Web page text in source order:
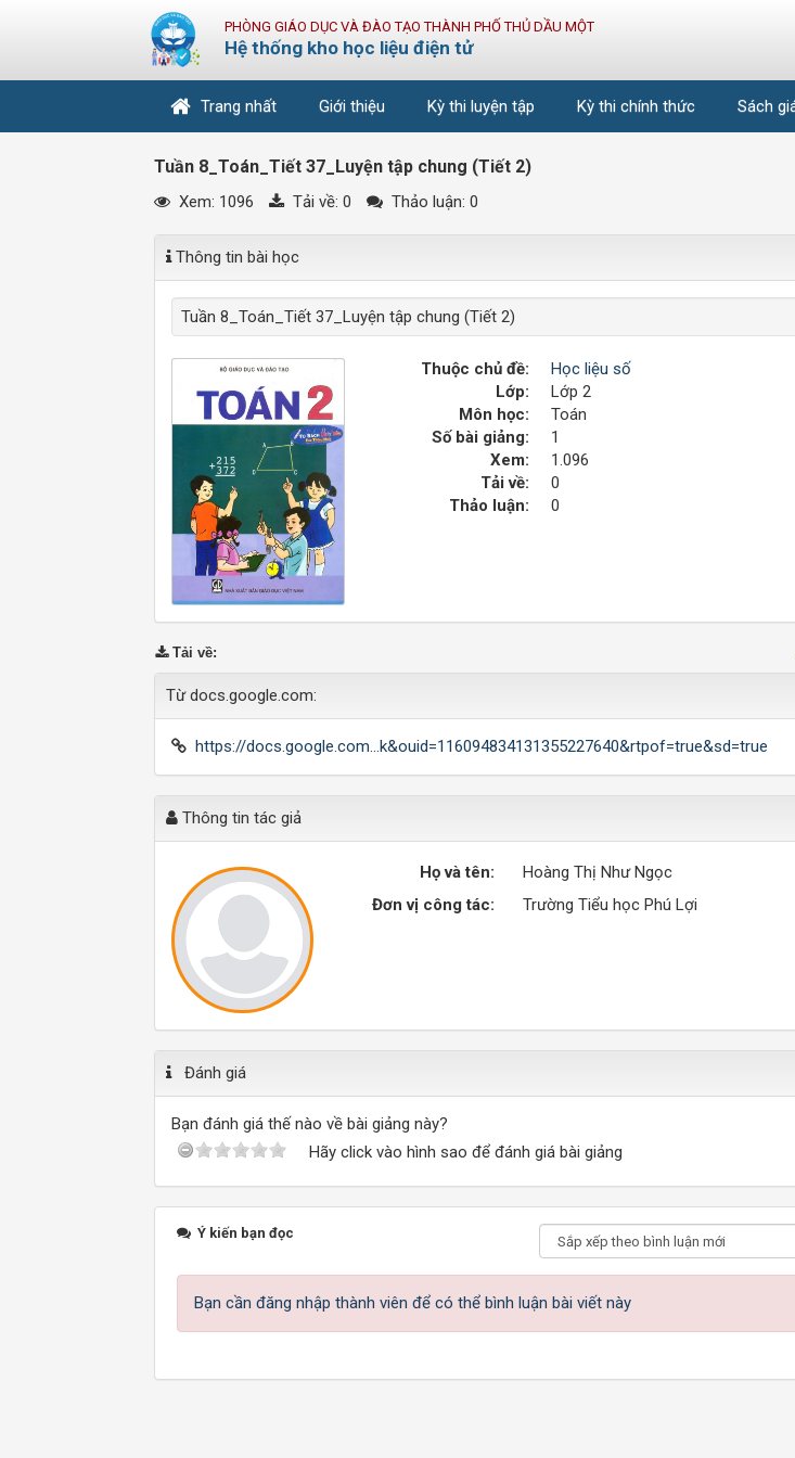
PHÒNG GIÁO DỤC VÀ ĐÀO TẠO THÀNH PHỐ THỦ DẦU MỘT
Hệ thống kho học liệu điện tử
Trang nhất Giới thiệu Kỳ thi luyện tập Kỳ thi chính thức Sách
Tuần 8_Toán_Tiết 37_Luyện tập chung (Tiết 2)
Xem: 1096 Tải về: 0 Thảo luận: 0
Thông tin bài học
Tuần 8_Toán_Tiết 37_Luyện tập chung (Tiết 2)
Thuộc chủ đề:
Học liệu số
Lớp:
Lớp 2
Môn học:
Toán
Số bài giảng:
1
Xem:
1.096
Tải về:
0
Thảo luận:
0
Tải về:
Từ docs.google.com:
https://docs.google.com...k&ouid=116094834131355227640&rtpof=true&sd=true
Thông tin tác giả
Họ và tên:
Hoàng Thị Như Ngọc
Đơn vị công tác:
Trường Tiểu học Phú Lợi
Đánh giá
Bạn đánh giá thế nào về bài giảng này?
Hãy click vào hình sao để đánh giá bài giảng
Ý kiến bạn đọc
Bạn cần đăng nhập thành viên để có thể bình luận bài viết này